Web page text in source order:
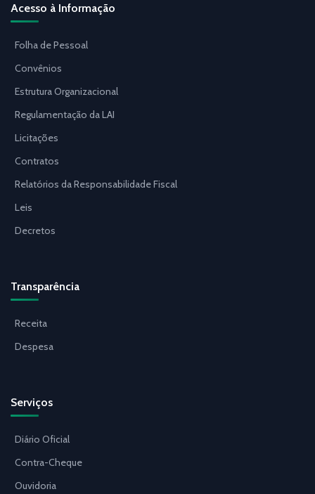
Acesso à Informação
Folha de Pessoal
Convênios
Estrutura Organizacional
Regulamentação da LAI
Licitações
Contratos
Relatórios da Responsabilidade Fiscal
Leis
Decretos
Transparência
Receita
Despesa
Serviços
Diário Oficial
Contra-Cheque
Ouvidoria